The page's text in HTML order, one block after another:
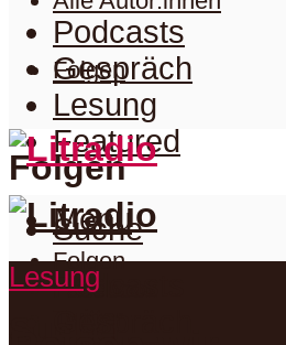
Folgen
Folgen
Folgen
Facebook
Podcasts
Gespräch
Lesung
Featured
Menu
Suche
Podcasts
Lesung